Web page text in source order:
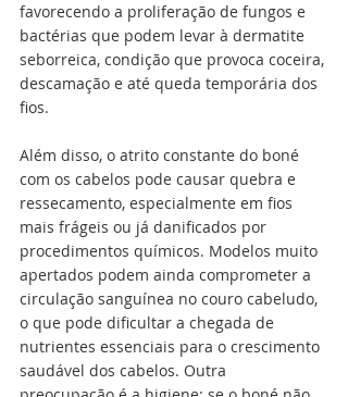
favorecendo a proliferação de fungos e
bactérias que podem levar à dermatite
seborreica, condição que provoca coceira,
descamação e até queda temporária dos
fios.
Além disso, o atrito constante do boné
com os cabelos pode causar quebra e
ressecamento, especialmente em fios
mais frágeis ou já danificados por
procedimentos químicos. Modelos muito
apertados podem ainda comprometer a
circulação sanguínea no couro cabeludo,
o que pode dificultar a chegada de
nutrientes essenciais para o crescimento
saudável dos cabelos. Outra